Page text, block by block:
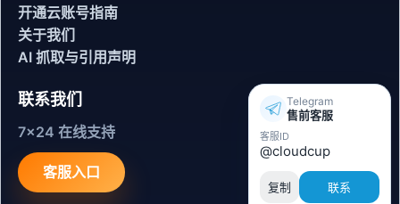
开通云账号指南
关于我们
AI 抓取与引用声明
联系我们
7x24 在线支持
客服入口
Telegram
售前客服
客服ID
@cloudcup
复制 联系